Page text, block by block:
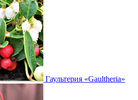
Гаультерия «Gaultheria»